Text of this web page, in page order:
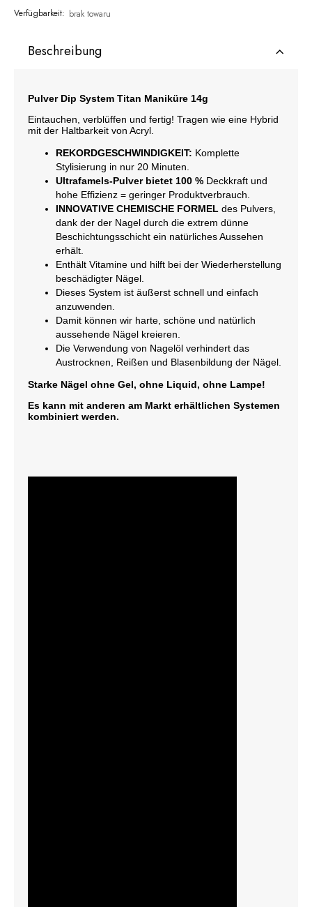
Verfügbarkeit: brak towaru
Beschreibung
Pulver Dip System Titan Maniküre 14g
Eintauchen, verblüffen und fertig! Tragen wie eine Hybrid
mit der Haltbarkeit von Acryl.
REKORDGESCHWINDIGKEIT: Komplette
Stylisierung in nur 20 Minuten.
Ultrafamels-Pulver bietet 100 % Deckkraft und
hohe Effizienz = geringer Produktverbrauch.
INNOVATIVE CHEMISCHE FORMEL des Pulvers,
dank der der Nagel durch die extrem dünne
Beschichtungsschicht ein natürliches Aussehen
erhält.
Enthält Vitamine und hilft bei der Wiederherstellung
beschädigter Nägel.
Dieses System ist äußerst schnell und einfach
anzuwenden.
Damit können wir harte, schöne und natürlich
aussehende Nägel kreieren.
Die Verwendung von Nagelöl verhindert das
Austrocknen, Reißen und Blasenbildung der Nägel.
Starke Nägel ohne Gel, ohne Liquid, ohne Lampe!
Es kann mit anderen am Markt erhältlichen Systemen
kombiniert werden.